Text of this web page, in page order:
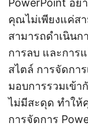
PowerPoint อย่
คุณไม่เพียงแค่ส
สามารถดำเนินก
การลบ และการ
สไตล์ การจัดกา
มอบการรวมเข้
ไม่มีสะดุด ทำให้
การจัดการ